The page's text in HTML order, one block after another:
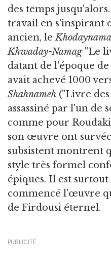
des temps
travail en s'inspirant
ancien, le
Khwaday-Namag"Le
datant de l'époque
avait achevé 1000
Shahnameh ("Livre
assassiné par l'un de
comme pour
son œuvre ont
subsistent montrent
style très formel
épiques. Il est
commencé l'œuvre
de Firdousi éternel.
PUBLICITÉ